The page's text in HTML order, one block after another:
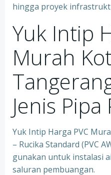
hingga proyek
Yuk Intip
Murah
Jenis Pipa
Yuk Intip Harga PVC
– Rucika Standard (PVC
gunakan untuk instalasi
saluran pembuangan.